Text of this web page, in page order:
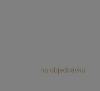
na objednávku